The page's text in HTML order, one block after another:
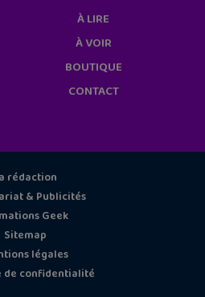
À LIRE
À VOIR
BOUTIQUE
CONTACT
rédaction
& Publicités
Geek
Sitemap
légales
de confidentialité